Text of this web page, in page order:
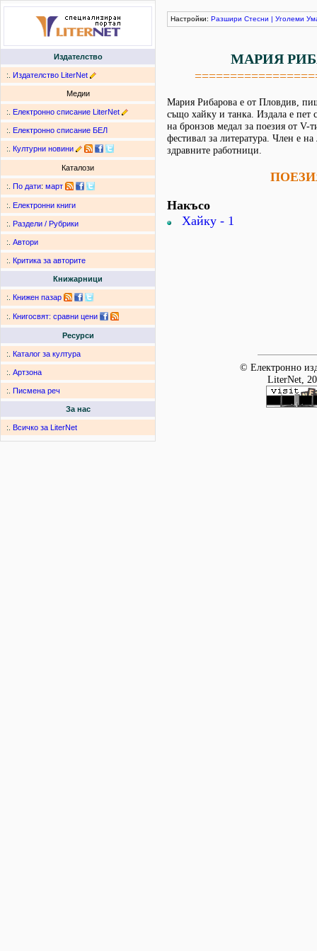
Издателство
:. Издателство LiterNet
Медии
:. Електронно списание LiterNet
:. Електронно списание БЕЛ
:. Културни новини
Каталози
:. По дати: март
:. Електронни книги
:. Раздели / Рубрики
:. Автори
:. Критика за авторите
Книжарници
:. Книжен пазар
:. Книгосвят: сравни цени
Ресурси
:. Каталог за култура
:. Артзона
:. Писмена реч
За нас
:. Всичко за LiterNet
Настройки: Разшири Стесни | Уголеми
МАРИЯ
Мария Рибарова е от Пловдив,
също хайку и танка. Издала е пет
на бронзов медал за поезия от V-
фестивал за литература. Член е
здравните работници.
Накъсо
Хайку - 1
© Електронно
LiterNet,